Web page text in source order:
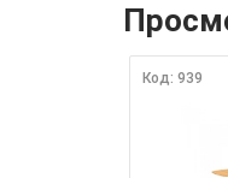
Код: 939